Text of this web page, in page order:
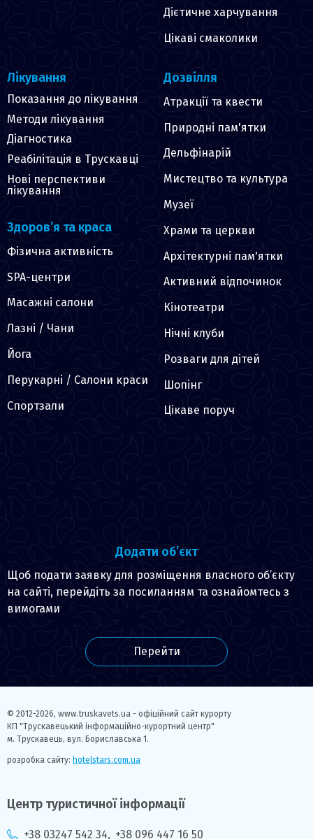
Дієтичне харчування
Цікаві смаколики
Лікування
Показання до лікування
Методи лікування
Діагностика
Реабілітація в Трускавці
Нові перспективи
лікування
Здоров’я та краса
Фізична активність
SPA-центри
Масажні салони
Лазні / Чани
Йога
Перукарні / Салони краси
Спортзали
Дозвілля
Атракції та квести
Природні пам'ятки
Дельфінарій
Мистецтво та культура
Музеї
Храми та церкви
Архітектурні пам'ятки
Активний відпочинок
Кінотеатри
Нічні клуби
Розваги для дітей
Шопінг
Цікаве поруч
Додати об’єкт
Щоб подати заявку для розміщення власного об’єкту
на сайті, перейдіть за посиланням та ознайомтесь з
вимогами
Перейти
© 2012-2026, www.truskavets.ua - офіційний сайт курорту
КП "Трускавецький інформаційно-курортний центр"
м. Трускавець, вул. Бориславська 1.
розробка сайту: hotelstars.com.ua
Центр туристичної інформації
+38 03247 542 34, +38 096 447 16 50